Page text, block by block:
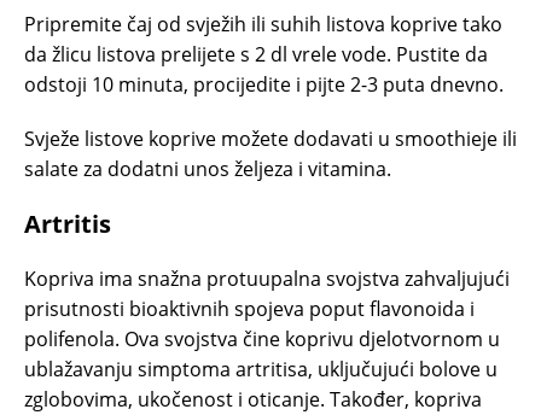
Pripremite čaj od svježih ili suhih listova koprive tako
da žlicu listova prelijete s 2 dl vrele vode. Pustite da
odstoji 10 minuta, procijedite i pijte 2-3 puta dnevno.
Svježe listove koprive možete dodavati u smoothieje ili
salate za dodatni unos željeza i vitamina.
Artritis
Kopriva ima snažna protuupalna svojstva zahvaljujući
prisutnosti bioaktivnih spojeva poput flavonoida i
polifenola. Ova svojstva čine koprivu djelotvornom u
ublažavanju simptoma artritisa, uključujući bolove u
zglobovima, ukočenost i oticanje. Također, kopriva